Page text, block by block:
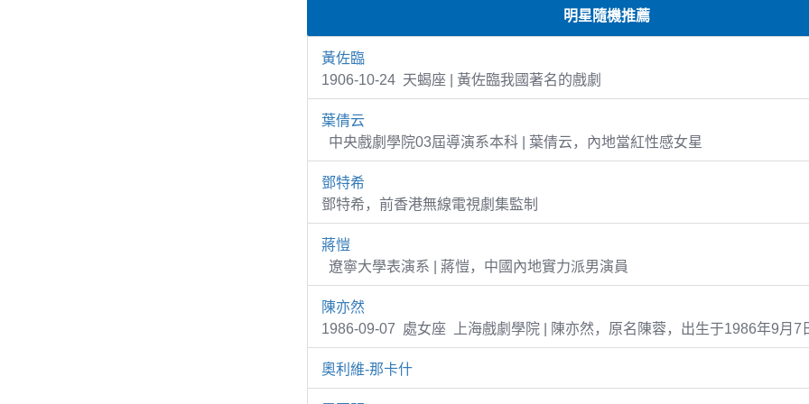
明星隨機推薦
黃佐臨
1906-10-24 天蝎座 | 黃佐臨我國著名的戲劇
葉倩云
中央戲劇學院03屆導演系本科 | 葉倩云，內地當紅性感女星
鄧特希
鄧特希，前香港無線電視劇集監制
蔣愷
遼寧大學表演系 | 蔣愷，中國內地實力派男演員
陳亦然
1986-09-07 處女座 上海戲劇學院 | 陳亦然，原名陳蓉，出生于1986年9月7
奧利維-那卡什